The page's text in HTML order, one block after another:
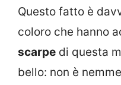
Questo fatto è
coloro che hanno
scarpe di questa
bello: non è